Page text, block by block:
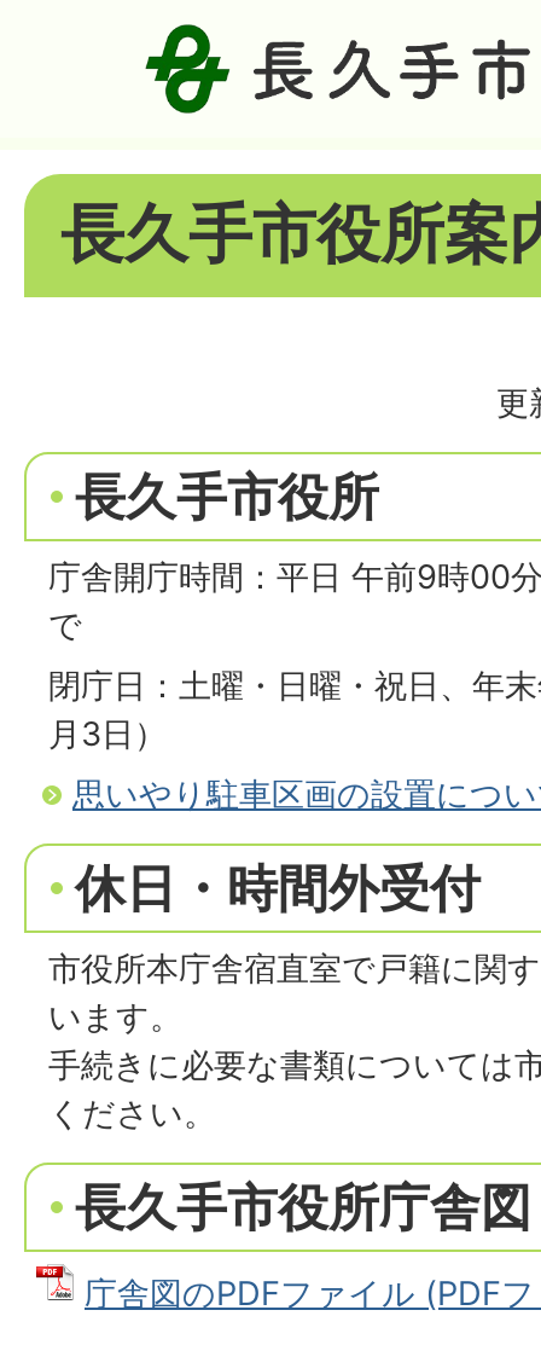
長久手市役所案
更
長久手市役所
庁舎開庁時間：平日 午前9時00
で
閉庁日：土曜・日曜・祝日、年
月3日）
思いやり駐車区画の設置につ
休日・時間外受付
市役所本庁舎宿直室で戸籍に関
います。
手続きに必要な書類については
ください。
長久手市役所庁舎図
庁舎図のPDFファイル (PDF